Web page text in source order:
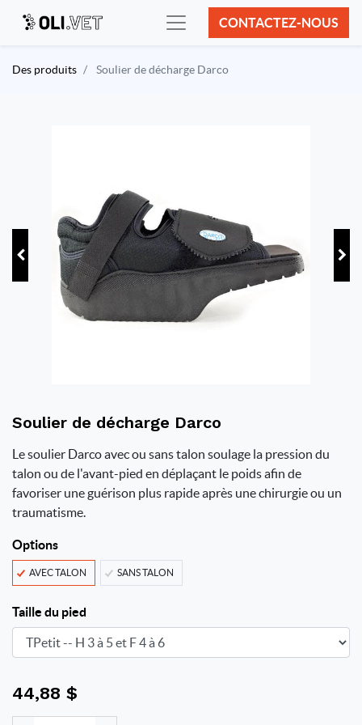
CONTACTEZ-NOUS
Des produits Soulier de décharge Darco
Soulier de décharge Darco
Le soulier Darco avec ou sans talon soulage la pression du
talon ou de l'avant-pied en déplaçant le poids afin de
favoriser une guérison plus rapide après une chirurgie ou un
traumatisme.
Options
AVEC TALON SANS TALON
Taille du pied
44,88 $